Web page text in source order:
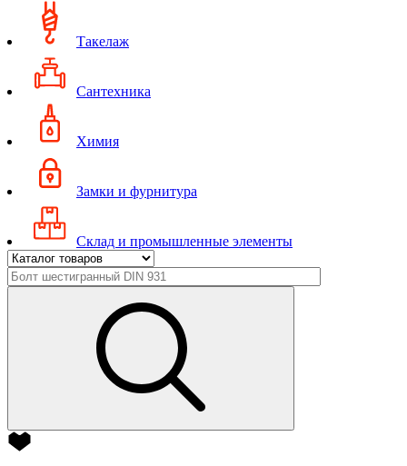
Такелаж
Сантехника
Химия
Замки и фурнитура
Склад и промышленные элементы